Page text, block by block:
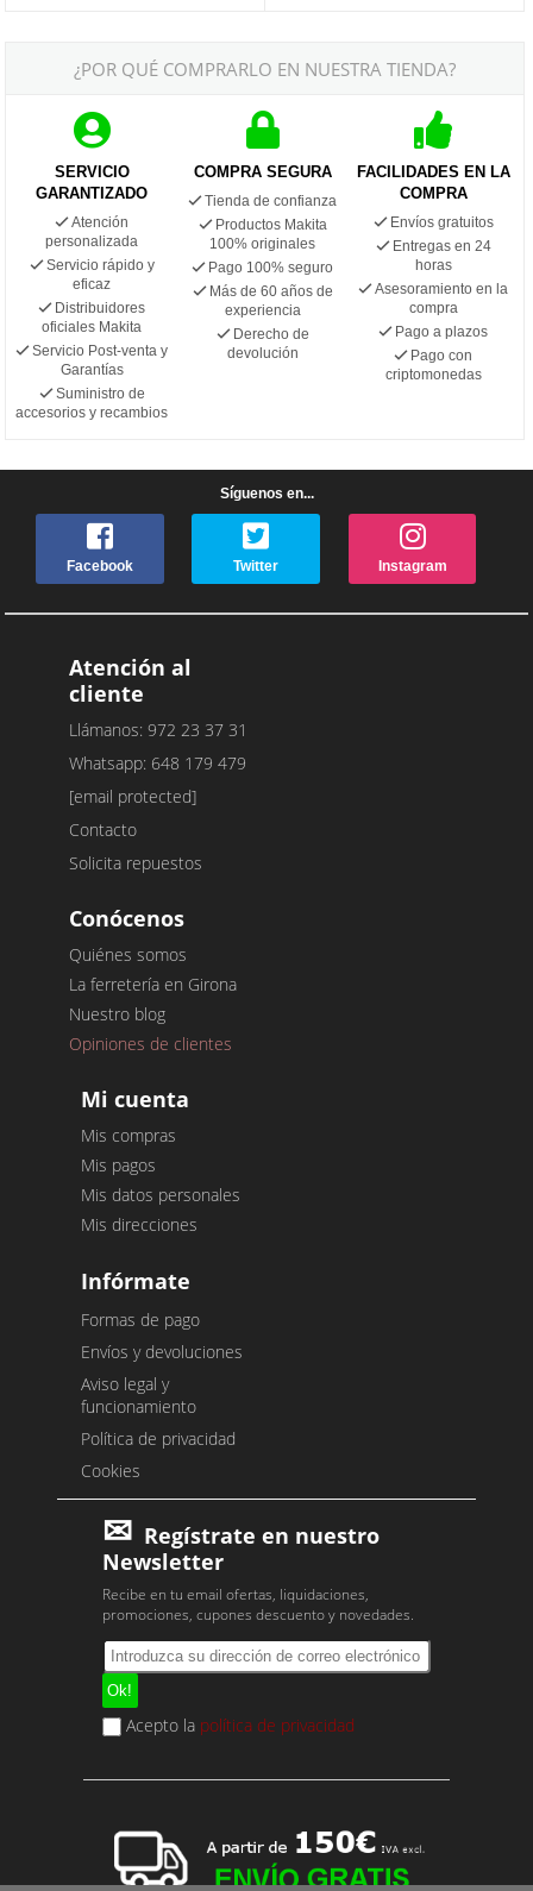
¿POR QUÉ COMPRARLO EN NUESTRA TIENDA?
SERVICIO
GARANTIZADO
Atención
personalizada
Servicio rápido y
eficaz
Distribuidores
oficiales Makita
Servicio Post-venta y
Garantías
Suministro de
accesorios y recambios
COMPRA SEGURA
Tienda de confianza
Productos Makita
100% originales
Pago 100% seguro
Más de 60 años de
experiencia
Derecho de
devolución
FACILIDADES EN LA
COMPRA
Envíos gratuitos
Entregas en 24
horas
Asesoramiento en la
compra
Pago a plazos
Pago con
criptomonedas
Síguenos en...
Facebook Twitter Instagram
Atención al
cliente
Llámanos: 972 23 37 31
Whatsapp: 648 179 479
[email protected]
Contacto
Solicita repuestos
Conócenos
Quiénes somos
La ferretería en Girona
Nuestro blog
Opiniones de clientes
Mi cuenta
Mis compras
Mis pagos
Mis datos personales
Mis direcciones
Infórmate
Formas de pago
Envíos y devoluciones
Aviso legal y
funcionamiento
Política de privacidad
Cookies
Regístrate en nuestro
Newsletter
Recibe en tu email ofertas, liquidaciones,
promociones, cupones descuento y novedades.
Acepto la política de privacidad